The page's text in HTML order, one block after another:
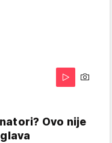
Ovo nije